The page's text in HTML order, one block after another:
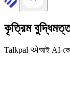
কৃত্রিম
Talkpal એআই AI-কে